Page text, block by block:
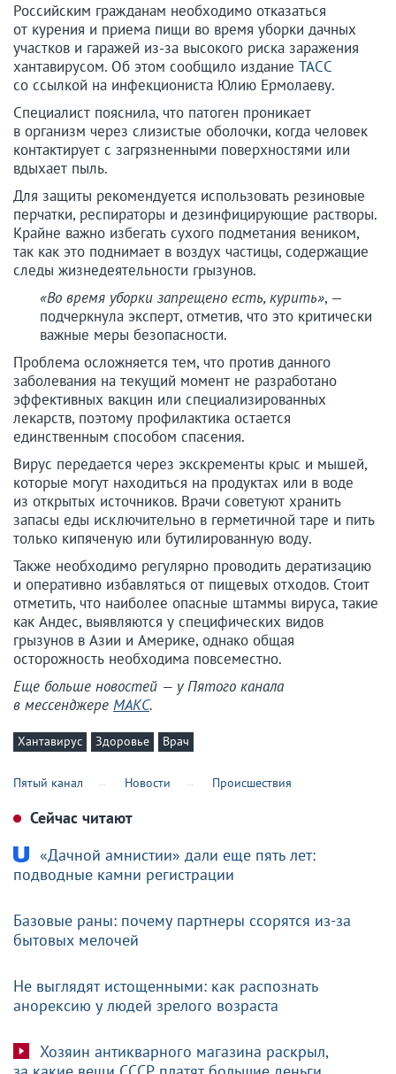
Российским гражданам необходимо отказаться
от курения и приема пищи во время уборки дачных
участков и гаражей из-за высокого риска заражения
хантавирусом. Об этом сообщило издание ТАСС
со ссылкой на инфекциониста Юлию Ермолаеву.
Специалист пояснила, что патоген проникает
в организм через слизистые оболочки, когда человек
контактирует с загрязненными поверхностями или
вдыхает пыль.
Для защиты рекомендуется использовать резиновые
перчатки, респираторы и дезинфицирующие растворы.
Крайне важно избегать сухого подметания веником,
так как это поднимает в воздух частицы, содержащие
следы жизнедеятельности грызунов.
«Во время уборки запрещено есть, курить», —
подчеркнула эксперт, отметив, что это критически
важные меры безопасности.
Проблема осложняется тем, что против данного
заболевания на текущий момент не разработано
эффективных вакцин или специализированных
лекарств, поэтому профилактика остается
единственным способом спасения.
Вирус передается через экскременты крыс и мышей,
которые могут находиться на продуктах или в воде
из открытых источников. Врачи советуют хранить
запасы еды исключительно в герметичной таре и пить
только кипяченую или бутилированную воду.
Также необходимо регулярно проводить дератизацию
и оперативно избавляться от пищевых отходов. Стоит
отметить, что наиболее опасные штаммы вируса, такие
как Андес, выявляются у специфических видов
грызунов в Азии и Америке, однако общая
осторожность необходима повсеместно.
Еще больше новостей — у Пятого канала
в мессенджере МАКС.
Хантавирус Здоровье Врач
Пятый канал Новости Происшествия
Сейчас читают
«Дачной амнистии» дали еще пять лет:
подводные камни регистрации
Базовые раны: почему партнеры ссорятся из-за
бытовых мелочей
Не выглядят истощенными: как распознать
анорексию у людей зрелого возраста
Хозяин антикварного магазина раскрыл,